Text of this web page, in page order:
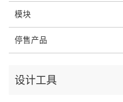
模块
停售产品
设计工具